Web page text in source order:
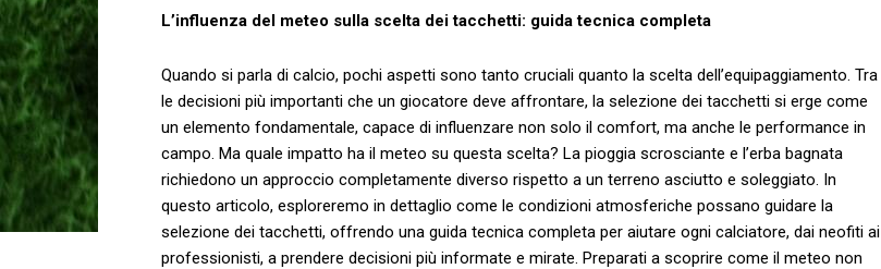
L’influenza del meteo sulla‍ scelta ‍dei tacchetti: guida tecnica completa
Quando si parla di calcio, pochi ⁣aspetti sono tanto cruciali quanto ​la scelta‍ dell’equipaggiamento. Tra‍
le decisioni ‌più importanti⁤ che un giocatore​ deve affrontare, ⁤la selezione dei tacchetti si erge come
un elemento fondamentale, capace di influenzare non⁢ solo il ⁤comfort, ma⁢ anche le performance in
campo. Ma⁣ quale ‌impatto ha ​il meteo su questa ⁢scelta? La pioggia ‍scrosciante e l’erba bagnata
richiedono un approccio completamente diverso rispetto a un⁣ terreno​ asciutto ⁢e soleggiato. In
questo articolo, esploreremo in dettaglio come le condizioni atmosferiche ​possano⁤ guidare la
selezione dei tacchetti, offrendo una⁤ guida tecnica completa per aiutare ogni calciatore, dai ⁤neofiti ⁢ai‌
professionisti, a prendere decisioni più informate e mirate. Preparati a​ scoprire come il⁤ meteo non